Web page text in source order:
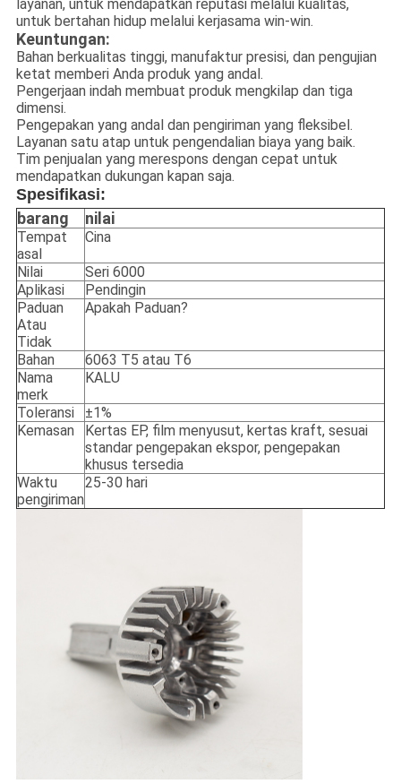
layanan, untuk mendapatkan reputasi melalui kualitas,
untuk bertahan hidup melalui kerjasama win-win.
Keuntungan:
Bahan berkualitas tinggi, manufaktur presisi, dan pengujian
ketat memberi Anda produk yang andal.
Pengerjaan indah membuat produk mengkilap dan tiga
dimensi.
Pengepakan yang andal dan pengiriman yang fleksibel.
Layanan satu atap untuk pengendalian biaya yang baik.
Tim penjualan yang merespons dengan cepat untuk
mendapatkan dukungan kapan saja.
Spesifikasi:
barang nilai
Tempat
asal
Cina
Nilai
Seri 6000
Aplikasi
Pendingin
Paduan
Atau
Tidak
Apakah Paduan?
Bahan
6063 T5 atau T6
Nama
merk
KALU
Toleransi
±1%
Kemasan
Kertas EP, film menyusut, kertas kraft, sesuai
standar pengepakan ekspor, pengepakan
khusus tersedia
Waktu
pengiriman
25-30 hari